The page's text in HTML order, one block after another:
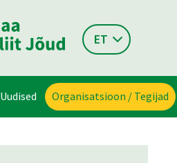
ET
Uudised Organisatsioon / Tegijad